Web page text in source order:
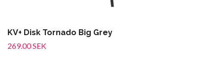
KV+ Disk Tornado Big Grey
269.00 SEK